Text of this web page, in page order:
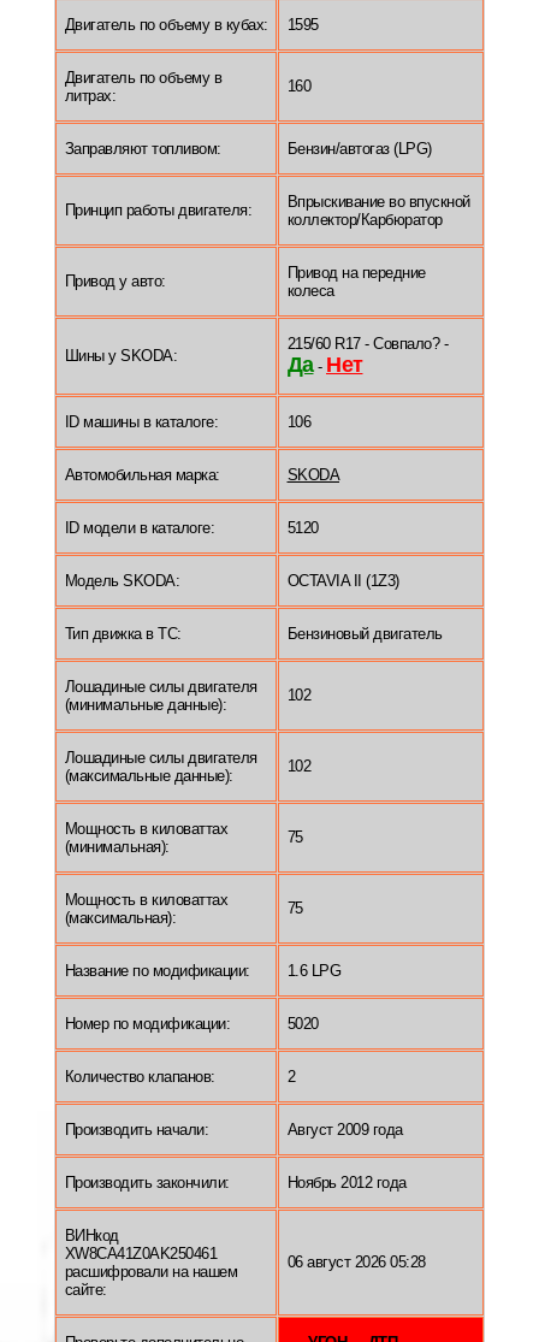
Двигатель по объему в кубах: 1595
Двигатель по объему в
литрах:
160
Заправляют топливом: Бензин/автогаз (LPG)
Принцип работы двигателя:
Впрыскивание во впускной
коллектор/Карбюратор
Привод у авто:
Привод на передние
колеса
Шины у SKODA:
215/60 R17 - Совпало? -
Да- Нет
ID машины в каталоге: 106
Автомобильная марка: SKODA
ID модели в каталоге: 5120
Модель SKODA: OCTAVIA II (1Z3)
Тип движка в ТС: Бензиновый двигатель
Лошадиные силы двигателя
(минимальные данные):
102
Лошадиные силы двигателя
(максимальные данные):
102
Мощность в киловаттах
(минимальная):
75
Мощность в киловаттах
(максимальная):
75
Название по модификации: 1.6 LPG
Номер по модификации: 5020
Количество клапанов: 2
Производить начали: Август 2009 года
Производить закончили: Ноябрь 2012 года
ВИНкод
XW8CA41Z0AK250461
расшифровали на нашем
сайте:
06 август 2026 05:28